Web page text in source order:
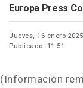
Europa Press
Jueves, 16 enero 2025
Publicado: 11:51
(Información